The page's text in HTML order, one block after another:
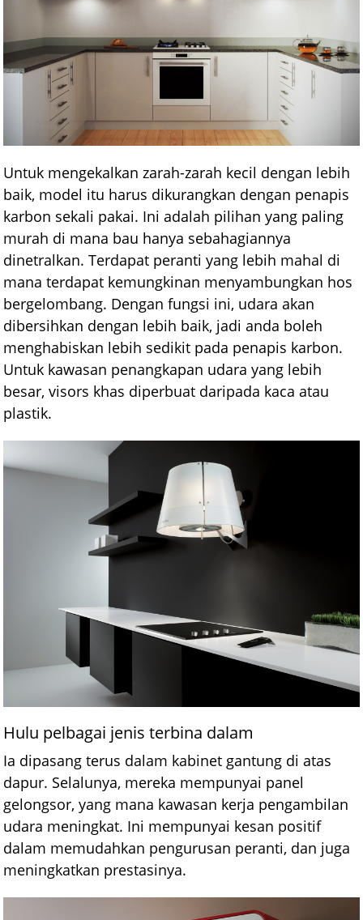
Untuk mengekalkan zarah-zarah kecil dengan lebih
baik, model itu harus dikurangkan dengan penapis
karbon sekali pakai. Ini adalah pilihan yang paling
murah di mana bau hanya sebahagiannya
dinetralkan. Terdapat peranti yang lebih mahal di
mana terdapat kemungkinan menyambungkan hos
bergelombang. Dengan fungsi ini, udara akan
dibersihkan dengan lebih baik, jadi anda boleh
menghabiskan lebih sedikit pada penapis karbon.
Untuk kawasan penangkapan udara yang lebih
besar, visors khas diperbuat daripada kaca atau
plastik.
Hulu pelbagai jenis terbina dalam
Ia dipasang terus dalam kabinet gantung di atas
dapur. Selalunya, mereka mempunyai panel
gelongsor, yang mana kawasan kerja pengambilan
udara meningkat. Ini mempunyai kesan positif
dalam memudahkan pengurusan peranti, dan juga
meningkatkan prestasinya.